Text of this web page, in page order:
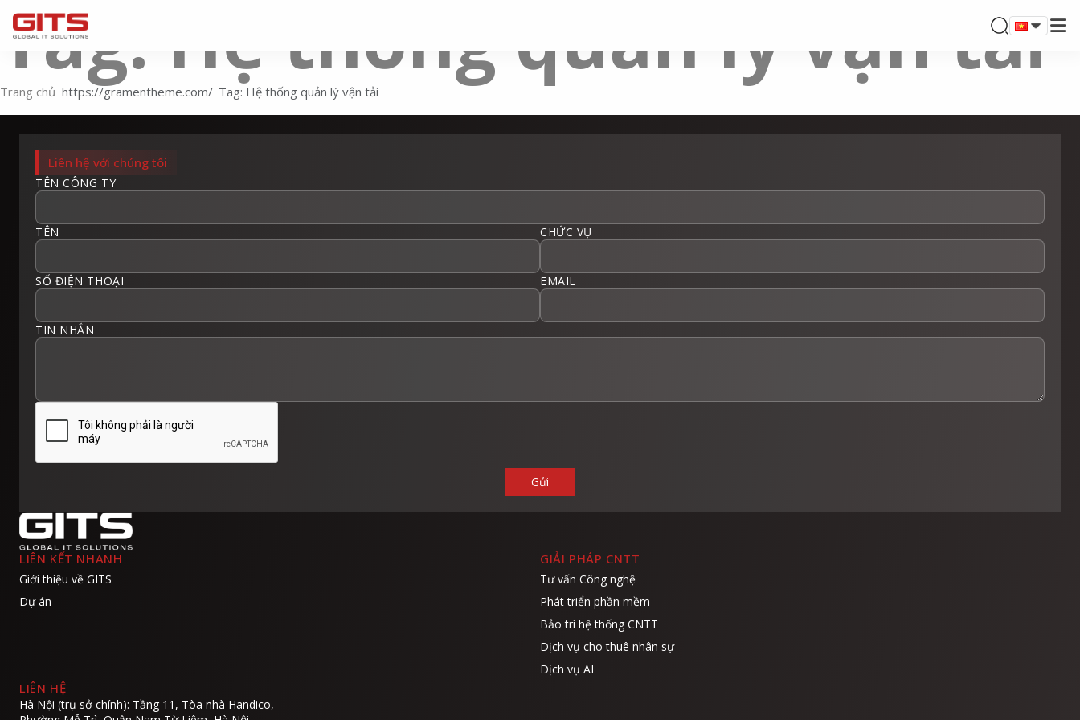
Tag: Hệ thống quản lý vận tải
Trang chủ Tag: Hệ thống quản lý vận tải
Liên hệ với chúng tôi
TÊN CÔNG TY
TÊN CHỨC VỤ
SỐ ĐIỆN THOẠI EMAIL
TIN NHẮN
LIÊN KẾT NHANH
Giới thiệu về GITS
Dự án
GIẢI PHÁP CNTT
Tư vấn Công nghệ
Phát triển phần mềm
Bảo trì hệ thống CNTT
Dịch vụ cho thuê nhân sự
Dịch vụ AI
LIÊN HỆ
Hà Nội (trụ sở chính): Tầng 11, Tòa nhà Handico,